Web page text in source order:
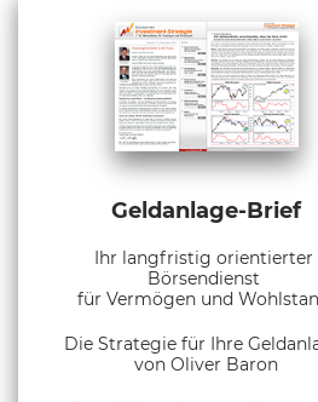
Geldanlage-Brief
Ihr langfristig orientierter
Börsendienst
für Vermögen und
Die Strategie für Ihre
von Oliver Baron